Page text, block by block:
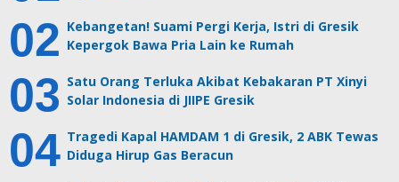
Kebangetan! Suami Pergi Kerja, Istri di Gresik
Kepergok Bawa Pria Lain ke Rumah
Satu Orang Terluka Akibat Kebakaran PT Xinyi
Solar Indonesia di JIIPE Gresik
Tragedi Kapal HAMDAM 1 di Gresik, 2 ABK Tewas
Diduga Hirup Gas Beracun